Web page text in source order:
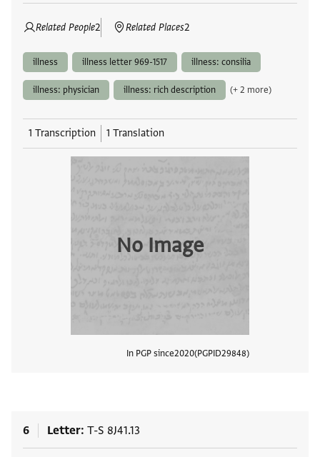
Related People2 Related Places2
illness illness letter 969-1517 illness: consilia
illness: physician illness: rich description (+ 2 more)
1 Transcription 1 Translation
No Image
In PGP since2020 PGPID29848
6 Letter T-S 8J41.13